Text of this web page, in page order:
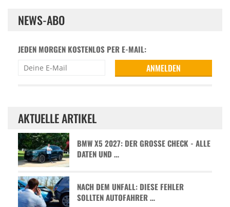
NEWS-ABO
JEDEN MORGEN KOSTENLOS PER E-MAIL:
AKTUELLE ARTIKEL
BMW X5 2027: DER GROSSE CHECK - ALLE D
ATEN UND …
NACH DEM UNFALL: DIESE FEHLER
SOLLTEN AUTOFAHRER …